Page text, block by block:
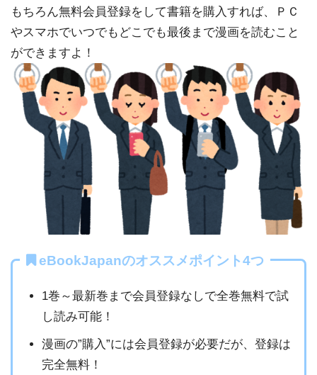
もちろん無料会員登録をして書籍を購入すれば、ＰＣ
やスマホでいつでもどこでも最後まで漫画を読むこと
ができますよ！
eBookJapanのオススメポイント4つ
1巻～最新巻まで会員登録なしで全巻無料で試
し読み可能！
漫画の”購入”には会員登録が必要だが、登録は
完全無料！